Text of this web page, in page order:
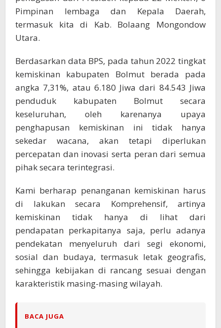
Pimpinan lembaga dan Kepala Daerah,
termasuk kita di Kab. Bolaang Mongondow
Utara.
Berdasarkan data BPS, pada tahun 2022 tingkat
kemiskinan kabupaten Bolmut berada pada
angka 7,31%, atau 6.180 Jiwa dari 84.543 Jiwa
penduduk kabupaten Bolmut secara
keseluruhan, oleh karenanya upaya
penghapusan kemiskinan ini tidak hanya
sekedar wacana, akan tetapi diperlukan
percepatan dan inovasi serta peran dari semua
pihak secara terintegrasi.
Kami berharap penanganan kemiskinan harus
di lakukan secara Komprehensif, artinya
kemiskinan tidak hanya di lihat dari
pendapatan perkapitanya saja, perlu adanya
pendekatan menyeluruh dari segi ekonomi,
sosial dan budaya, termasuk letak geografis,
sehingga kebijakan di rancang sesuai dengan
karakteristik masing-masing wilayah.
BACA JUGA